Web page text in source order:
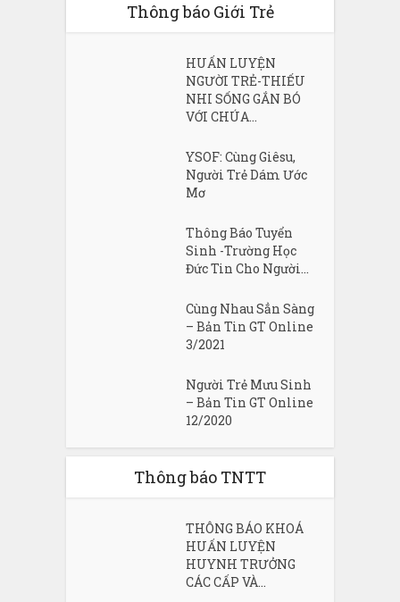
Thông báo Giới Trẻ
HUẤN LUYỆN
NGƯỜI TRẺ-THIẾU
NHI SỐNG GẮN BÓ
VỚI CHÚA...
YSOF: Cùng Giêsu,
Người Trẻ Dám Ước
Mơ
Thông Báo Tuyển
Sinh -Trường Học
Đức Tin Cho Người...
Cùng Nhau Sẳn Sàng
– Bản Tin GT Online
3/2021
Người Trẻ Mưu Sinh
– Bản Tin GT Online
12/2020
Thông báo TNTT
THÔNG BÁO KHOÁ
HUẤN LUYỆN
HUYNH TRƯỞNG
CÁC CẤP VÀ...